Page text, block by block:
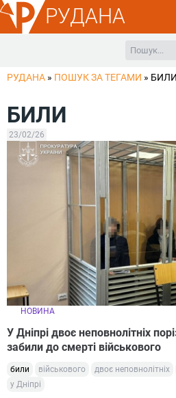
РУДАНА
РУДАНА » ПОШУК ЗА ТЕГАМИ » БИЛИ
БИЛИ
23/02/26
НОВИНА
У Дніпрі двоє неповнолітніх
забили до смерті військового
били військового двоє неповнолітніх
у Дніпрі